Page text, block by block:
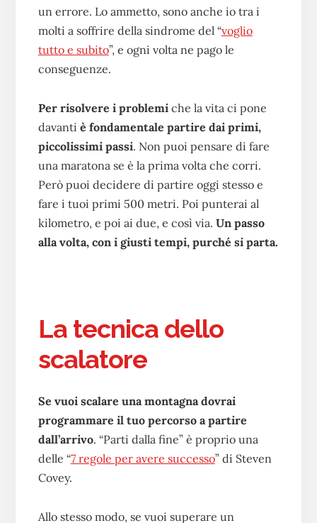
un errore. Lo ammetto, sono anche io tra i
molti a soffrire della sindrome del “voglio
tutto e subito”, e ogni volta ne pago le
conseguenze.
Per risolvere i problemiche la vita ci pone
davanti è fondamentale partire dai primi,
piccolissimi passi. Non puoi pensare di fare
una maratona se è la prima volta che corri.
Però puoi decidere di partire oggi stesso e
fare i tuoi primi 500 metri. Poi punterai al
kilometro, e poi ai due, e così via. Un passo
alla volta, con i giusti tempi, purché si parta.
La tecnica dello
scalatore
Se vuoi scalare una montagna dovrai
programmare il tuo percorso a partire
dall’arrivo. “Parti dalla fine” è proprio una
delle “7 regole per avere successo” di Steven
Covey.
Allo stesso modo, se vuoi superare un